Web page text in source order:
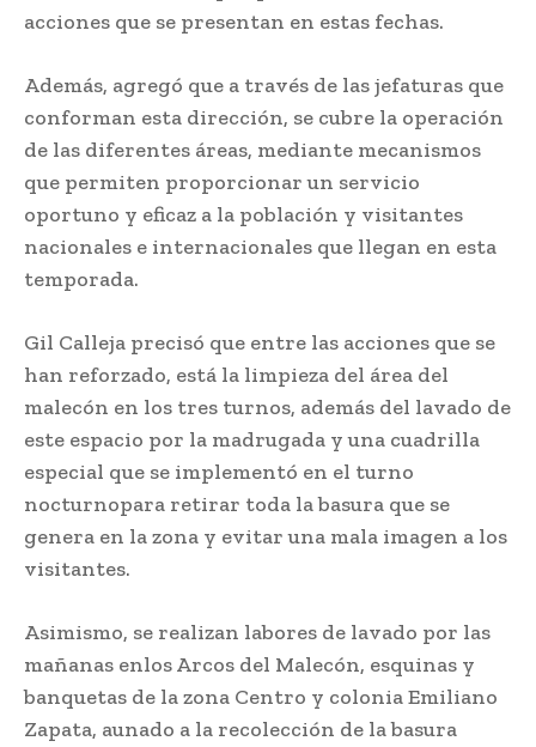
acciones que se presentan en estas fechas.
Además, agregó que a través de las jefaturas que
conforman esta dirección, se cubre la operación
de las diferentes áreas, mediante mecanismos
que permiten proporcionar un servicio
oportuno y eficaz a la población y visitantes
nacionales e internacionales que llegan en esta
temporada.
Gil Calleja precisó que entre las acciones que se
han reforzado, está la limpieza del área del
malecón en los tres turnos, además del lavado de
este espacio por la madrugada y una cuadrilla
especial que se implementó en el turno
nocturnopara retirar toda la basura que se
genera en la zona y evitar una mala imagen a los
visitantes.
Asimismo, se realizan labores de lavado por las
mañanas enlos Arcos del Malecón, esquinas y
banquetas de la zona Centro y colonia Emiliano
Zapata, aunado a la recolección de la basura